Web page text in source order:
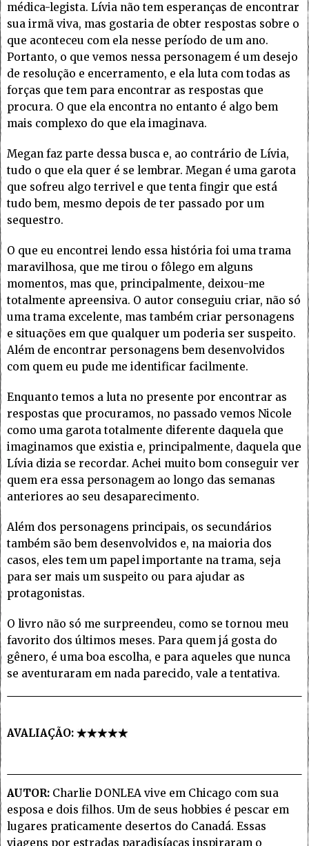
médica-legista. Lívia não tem esperanças de encontrar
sua irmã viva, mas gostaria de obter respostas sobre o
que aconteceu com ela nesse período de um ano.
Portanto, o que vemos nessa personagem é um desejo
de resolução e encerramento, e ela luta com todas as
forças que tem para encontrar as respostas que
procura. O que ela encontra no entanto é algo bem
mais complexo do que ela imaginava.
Megan faz parte dessa busca e, ao contrário de Lívia,
tudo o que ela quer é se lembrar. Megan é uma garota
que sofreu algo terrivel e que tenta fingir que está
tudo bem, mesmo depois de ter passado por um
sequestro.
O que eu encontrei lendo essa história foi uma trama
maravilhosa, que me tirou o fôlego em alguns
momentos, mas que, principalmente, deixou-me
totalmente apreensiva. O autor conseguiu criar, não só
uma trama excelente, mas também criar personagens
e situações em que qualquer um poderia ser suspeito.
Além de encontrar personagens bem desenvolvidos
com quem eu pude me identificar facilmente.
Enquanto temos a luta no presente por encontrar as
respostas que procuramos, no passado vemos Nicole
como uma garota totalmente diferente daquela que
imaginamos que existia e, principalmente, daquela que
Lívia dizia se recordar. Achei muito bom conseguir ver
quem era essa personagem ao longo das semanas
anteriores ao seu desaparecimento.
Além dos personagens principais, os secundários
também são bem desenvolvidos e, na maioria dos
casos, eles tem um papel importante na trama, seja
para ser mais um suspeito ou para ajudar as
protagonistas.
O livro não só me surpreendeu, como se tornou meu
favorito dos últimos meses. Para quem já gosta do
gênero, é uma boa escolha, e para aqueles que nunca
se aventuraram em nada parecido, vale a tentativa.
AVALIAÇÃO:
AUTOR: Charlie DONLEA vive em Chicago com sua
esposa e dois filhos. Um de seus hobbies é pescar em
lugares praticamente desertos do Canadá. Essas
viagens por estradas paradisíacas inspiraram o